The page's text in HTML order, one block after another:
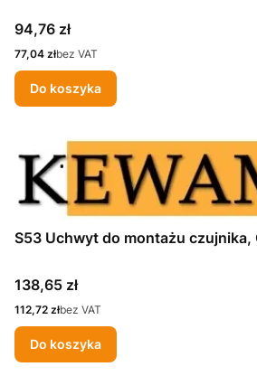
Cena
94,76 zł
Cena
77,04 złbez VAT
Do koszyka
S53 Uchwyt do montażu czujnika,
Cena
138,65 zł
Cena
112,72 złbez VAT
Do koszyka